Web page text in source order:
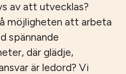
av att utvecklas?
möjligheten att arbeta
spännande
där glädje,
är ledord? Vi